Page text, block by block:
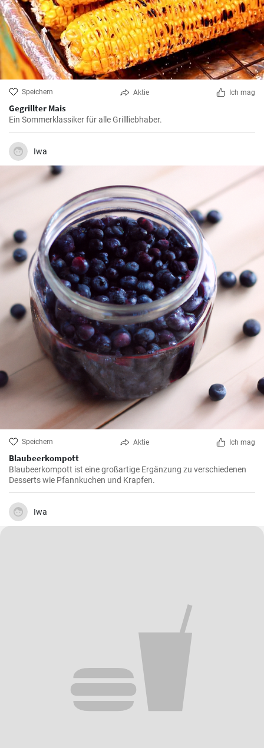
Speichern Aktie Ich mag
Gegrillter Mais
Ein Sommerklassiker für alle Grillliebhaber.
Iwa
Speichern Aktie Ich mag
Blaubeerkompott
Blaubeerkompott ist eine großartige Ergänzung zu verschiedenen
Desserts wie Pfannkuchen und Krapfen.
Iwa